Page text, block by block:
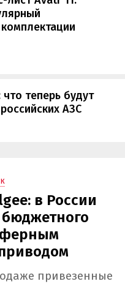
теперь будут
АЗС
в России
привезенные